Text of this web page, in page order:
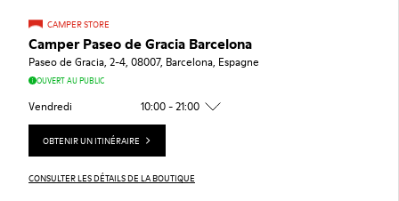
CAMPER STORE
Camper Paseo de Gracia Barcelona
Paseo de Gracia, 2-4, 08007, Barcelona, Espagne
OUVERT AU PUBLIC
Vendredi 10:00 - 21:00
OBTENIR UN ITINÉRAIRE
CONSULTER LES DÉTAILS DE LA BOUTIQUE